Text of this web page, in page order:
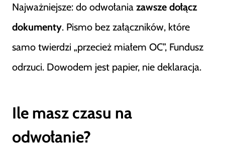
Najważniejsze: do odwołania zawsze dołącz
dokumenty. Pismo bez załączników, które
samo twierdzi „przecież miałem OC”, Fundusz
odrzuci. Dowodem jest papier, nie deklaracja.
Ile masz czasu na
odwołanie?